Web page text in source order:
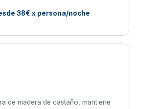
38€ x persona/noche
de madera de castaño, mantiene